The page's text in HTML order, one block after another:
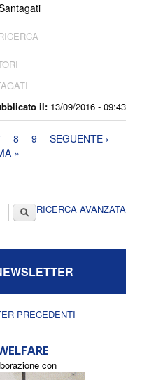
il: 13/09/2016 - 09:43
8 9
SEGUENTE ›
»
CercaRICERCA AVANZATA
PRECEDENTI
con